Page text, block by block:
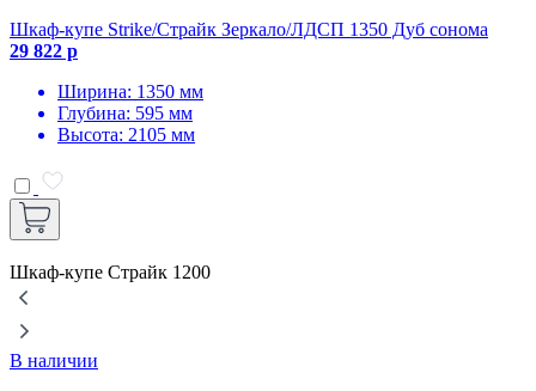
Шкаф-купе Strike/Страйк Зеркало/ЛДСП 1350 Дуб сонома
29 822 р
Ширина: 1350 мм
Глубина: 595 мм
Высота: 2105 мм
Шкаф-купе Страйк 1200
В наличии